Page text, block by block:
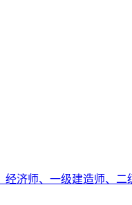
济师、一级建造师、